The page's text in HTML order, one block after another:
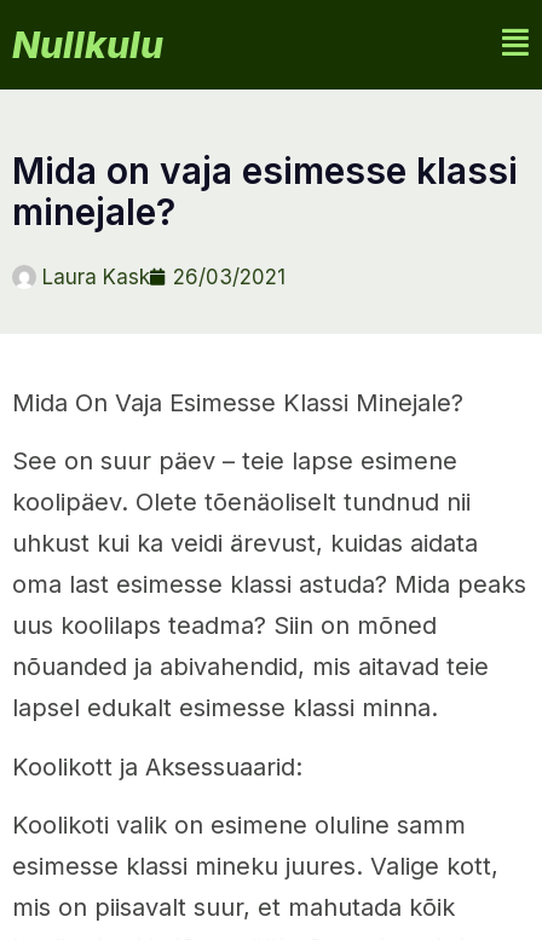
Nullkulu
mida on vaja esimesse klassi
minejale?
Laura Kask 26/03/2021
Mida On Vaja Esimesse Klassi Minejale?
See on suur päev – teie lapse esimene
koolipäev. Olete tõenäoliselt tundnud nii
uhkust kui ka veidi ärevust, kuidas aidata
oma last esimesse klassi astuda? Mida peaks
uus koolilaps teadma? Siin on mõned
nõuanded ja abivahendid, mis aitavad teie
lapsel edukalt esimesse klassi minna.
Koolikott ja Aksessuaarid:
Koolikoti valik on esimene oluline samm
esimesse klassi mineku juures. Valige kott,
mis on piisavalt suur, et mahutada kõik